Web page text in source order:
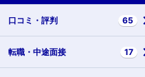
口コミ・ 評判 65
転職・ 中途面接 17